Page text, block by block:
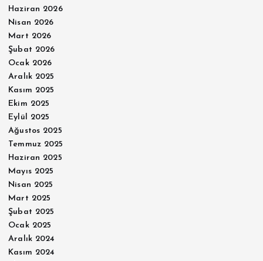
Haziran 2026
Nisan 2026
Mart 2026
Şubat 2026
Ocak 2026
Aralık 2025
Kasım 2025
Ekim 2025
Eylül 2025
Ağustos 2025
Temmuz 2025
Haziran 2025
Mayıs 2025
Nisan 2025
Mart 2025
Şubat 2025
Ocak 2025
Aralık 2024
Kasım 2024